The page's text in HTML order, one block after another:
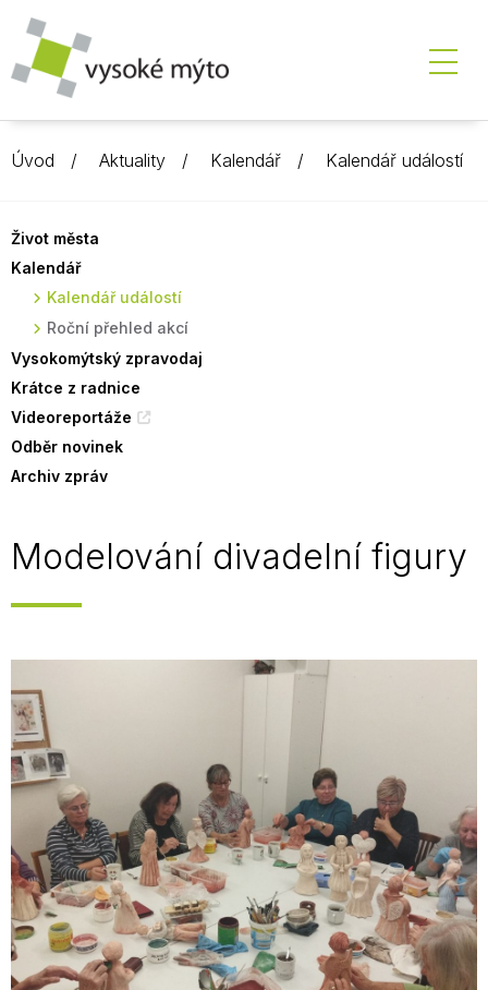
Úvod Aktuality Kalendář Kalendář událostí
Život města
Kalendář
Kalendář událostí
Roční přehled akcí
Vysokomýtský zpravodaj
Krátce z radnice
Videoreportáže
Odběr novinek
Archiv zpráv
Modelování divadelní figury